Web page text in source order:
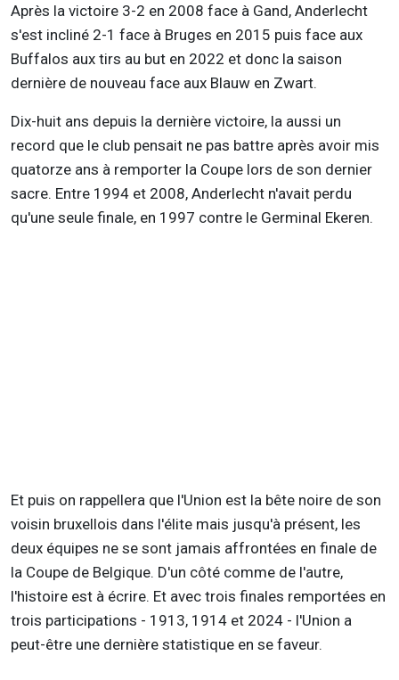
Après la victoire 3-2 en 2008 face à Gand, Anderlecht
s'est incliné 2-1 face à Bruges en 2015 puis face aux
Buffalos aux tirs au but en 2022 et donc la saison
dernière de nouveau face aux Blauw en Zwart.
Dix-huit ans depuis la dernière victoire, la aussi un
record que le club pensait ne pas battre après avoir mis
quatorze ans à remporter la Coupe lors de son dernier
sacre. Entre 1994 et 2008, Anderlecht n'avait perdu
qu'une seule finale, en 1997 contre le Germinal Ekeren.
Et puis on rappellera que l'Union est la bête noire de son
voisin bruxellois dans l'élite mais jusqu'à présent, les
deux équipes ne se sont jamais affrontées en finale de
la Coupe de Belgique. D'un côté comme de l'autre,
l'histoire est à écrire. Et avec trois finales remportées en
trois participations - 1913, 1914 et 2024 - l'Union a
peut-être une dernière statistique en se faveur.